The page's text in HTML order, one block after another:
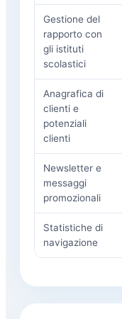
Gestione del
rapporto con
gli istituti
scolastici
Anagrafica di
clienti e
potenziali
clienti
Newsletter e
messaggi
promozionali
Statistiche di
navigazione